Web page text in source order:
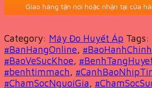
Giao hàng tận nơi hoặc nhận tại cửa
Category: Máy Đo Huyết Áp Tags:
#BanHangOnline,
#BaoVeSucKhoe,
#benhtimmach,
#ChamSocNguoiGia,